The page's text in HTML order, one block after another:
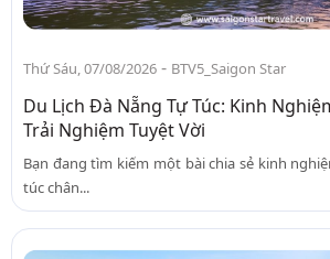
Thứ Sáu, 07/08/2026 - BTV5_Saigon Star
Du Lịch Đà Nẵng Tự Túc: Kinh
Trải Nghiệm Tuyệt Vời
Bạn đang tìm kiếm một bài chia sẻ kinh
túc chân...